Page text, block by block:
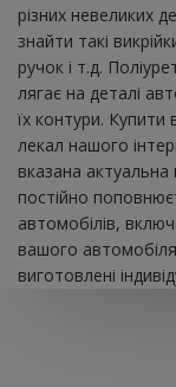
різних невеликих
знайти такі
ручок і т.д.
лягає на деталі
їх контури. Купити
лекал нашого
вказана
постійно
автомобілів,
вашого
виготовлені